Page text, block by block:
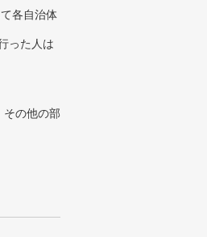
各自治体
った人は
の他の部